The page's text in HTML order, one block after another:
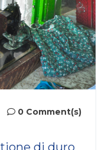
0 Comment(s)
di duro